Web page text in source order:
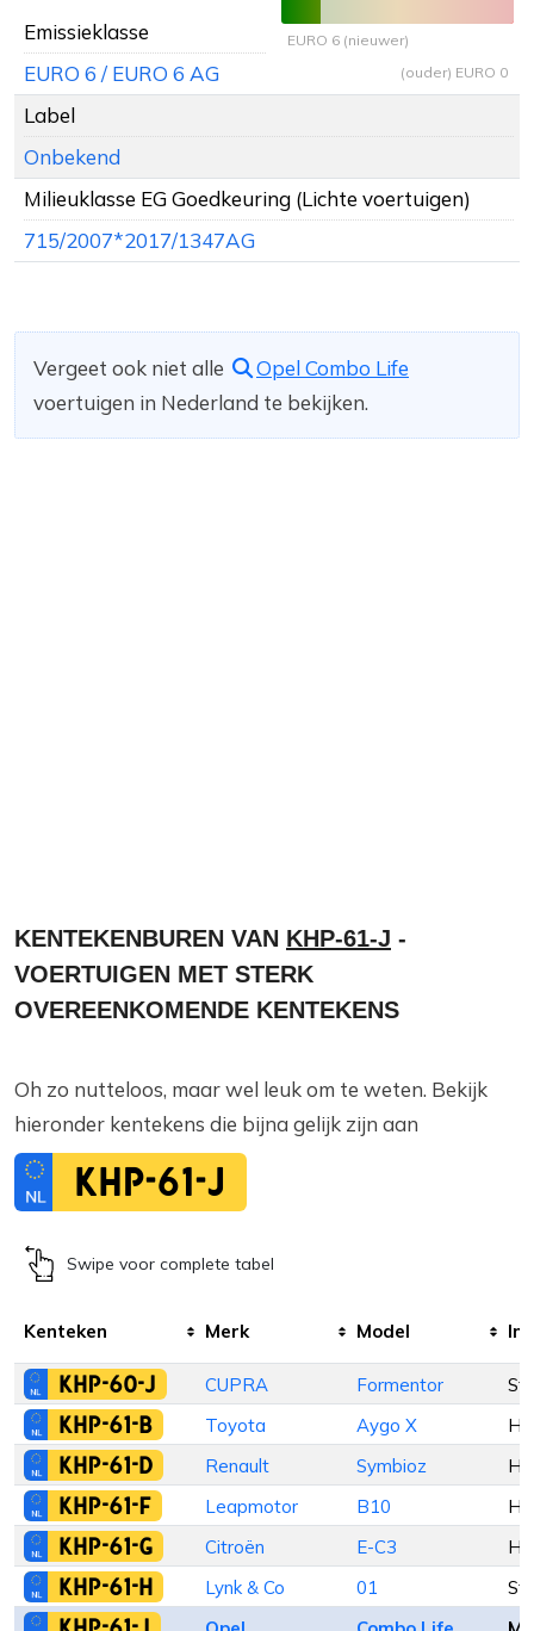
Emissieklasse
EURO 6 / EURO 6 AG
EURO 6 (nieuwer)
(ouder) EURO 0
Label
Onbekend
Milieuklasse EG Goedkeuring (Lichte voertuigen)
715/2007*2017/1347AG
Vergeet ook niet alle
Opel Combo Life
voertuigen in Nederland te bekijken.
KENTEKENBUREN VAN KHP-61-J -
VOERTUIGEN MET STERK
OVEREENKOMENDE KENTEKENS
Oh zo nutteloos, maar wel leuk om te weten. Bekijk
hieronder kentekens die bijna gelijk zijn aan
KHP-61-J
Swipe voor complete tabel
Kenteken Merk Model
KHP-60-J CUPRA Formentor
KHP-61-B Toyota Aygo X
KHP-61-D Renault Symbioz
KHP-61-F Leapmotor B10
KHP-61-G Citroën E-C3
KHP-61-H Lynk & Co 01